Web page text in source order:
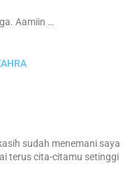
Aamiin …
sudah menemani saya
terus cita-citamu setinggi